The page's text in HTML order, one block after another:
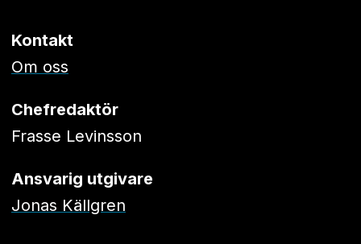
Kontakt
Om oss
Chefredaktör
Frasse Levinsson
Ansvarig utgivare
Jonas Källgren